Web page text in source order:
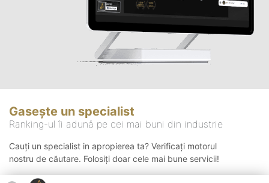
Gasește un specialist
Ranking-ul îi adună pe cei mai buni din industrie
Cauți un specialist in apropierea ta? Verificați motorul
nostru de căutare. Folosiți doar cele mai bune servicii!